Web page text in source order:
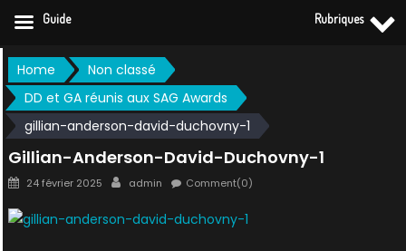
Skip
to
content
Home
Non classé
DD et GA réunis aux SAG Awards
gillian-anderson-david-duchovny-1
Gillian-Anderson-David-Duchovny-1
Posted
24 février 2025 Author
admin Comment(0)
Guide Rubriques